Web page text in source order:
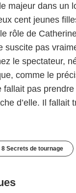
majeur dans un
cent jeunes
rôle de
suscite pas
le spectateur,
comme le
fallait pas
d’elle. Il fallait
8 Secrets de tournage